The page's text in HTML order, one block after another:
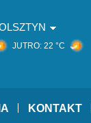
JUTRO: 22 °C
KONTAKT